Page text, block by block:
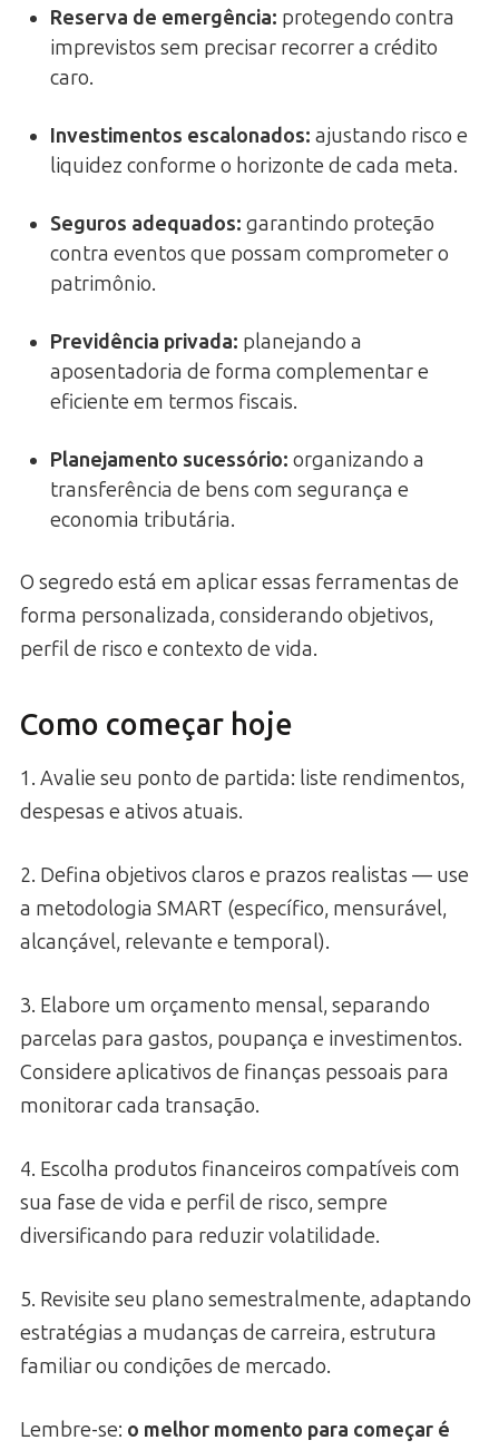
Reserva de emergência: protegendo contra
imprevistos sem precisar recorrer a crédito
caro.
Investimentos escalonados: ajustando risco e
liquidez conforme o horizonte de cada meta.
Seguros adequados: garantindo proteção
contra eventos que possam comprometer o
patrimônio.
Previdência privada: planejando a
aposentadoria de forma complementar e
eficiente em termos fiscais.
Planejamento sucessório: organizando a
transferência de bens com segurança e
economia tributária.
O segredo está em aplicar essas ferramentas de
forma personalizada, considerando objetivos,
perfil de risco e contexto de vida.
Como começar hoje
1. Avalie seu ponto de partida: liste rendimentos,
despesas e ativos atuais.
2. Defina objetivos claros e prazos realistas — use
a metodologia SMART (específico, mensurável,
alcançável, relevante e temporal).
3. Elabore um orçamento mensal, separando
parcelas para gastos, poupança e investimentos.
Considere aplicativos de finanças pessoais para
monitorar cada transação.
4. Escolha produtos financeiros compatíveis com
sua fase de vida e perfil de risco, sempre
diversificando para reduzir volatilidade.
5. Revisite seu plano semestralmente, adaptando
estratégias a mudanças de carreira, estrutura
familiar ou condições de mercado.
Lembre-se: o melhor momento para começar é